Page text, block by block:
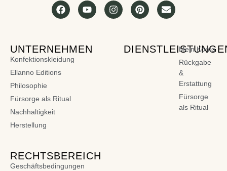
UNTERNEHMEN
Konfektionskleidung
Ellanno Editions
Philosophie
Fürsorge als Ritual
Nachhaltigkeit
Herstellung
Mein Konto
Rückgabe
&
Erstattung
Fürsorge
als Ritual
RECHTSBEREICH
Geschäftsbedingungen